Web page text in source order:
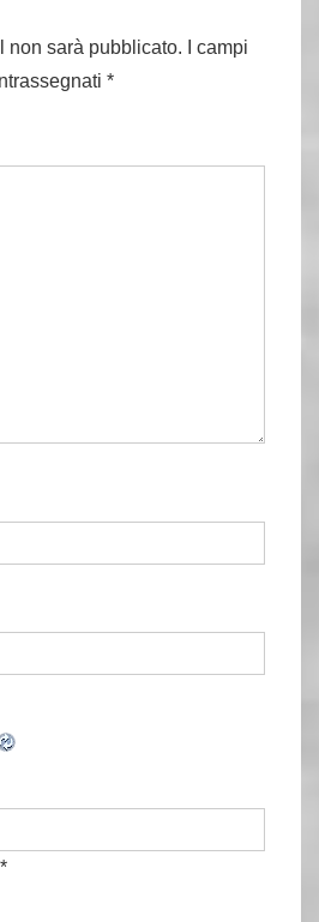
non sarà pubblicato.
I campi
*
*